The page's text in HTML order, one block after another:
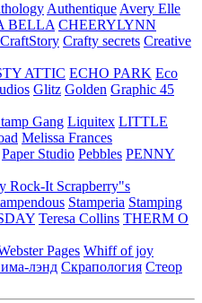
Authentique Avery Elle
BELLA CHEERYLYNN
CraftStory Crafty secrets Creative
ATTIC ECHO PARK Eco
Glitz Golden Graphic 45
Gang Liquitex LITTLE
Melissa Frances
Paper Studio Pebbles PENNY
Rock-It Scrapberry"s
Stamperia Stamping
Teresa Collins THERM O
Pages Whiff of joy
лэнд Скрапология Стеор